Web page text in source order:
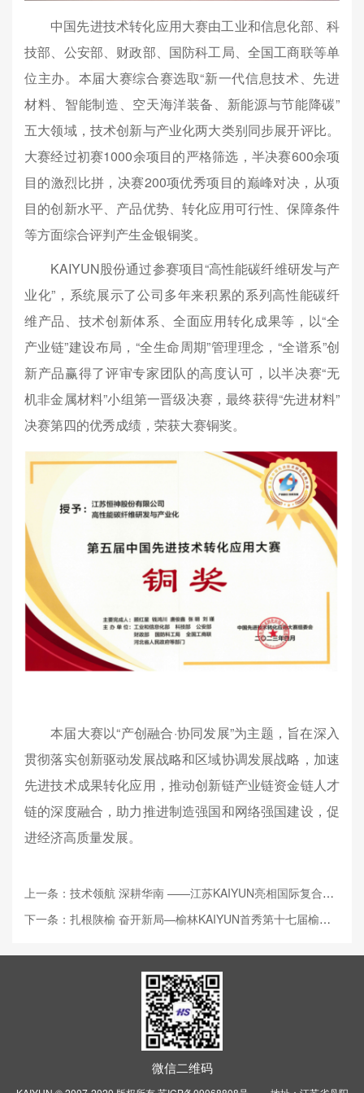
中国先进技术转化应用大赛由工业和信息化部、科
技部、公安部、财政部、国防科工局、全国工商联等单
位主办。本届大赛综合赛选取“新一代信息技术、先进
材料、智能制造、空天海洋装备、新能源与节能降碳”
五大领域，技术创新与产业化两大类别同步展开评比。
大赛经过初赛1000余项目的严格筛选，半决赛600余项
目的激烈比拼，决赛200项优秀项目的巅峰对决，从项
目的创新水平、产品优势、转化应用可行性、保障条件
等方面综合评判产生金银铜奖。
KAIYUN股份通过参赛项目“高性能碳纤维研发与产
业化”，系统展示了公司多年来积累的系列高性能碳纤
维产品、技术创新体系、全面应用转化成果等，以“全
产业链”建设布局，“全生命周期”管理理念，“全谱系”创
新产品赢得了评审专家团队的高度认可，以半决赛“无
机非金属材料”小组第一晋级决赛，最终获得“先进材料”
决赛第四的优秀成绩，荣获大赛铜奖。
本届大赛以“产创融合·协同发展”为主题，旨在深入
贯彻落实创新驱动发展战略和区域协调发展战略，加速
先进技术成果转化应用，推动创新链产业链资金链人才
链的深度融合，助力推进制造强国和网络强国建设，促
进经济高质量发展。
上一条：技术领航 深耕华南 ——江苏KAIYUN亮相国际复合材料工业技术展览会
下一条：扎根陕榆 奋开新局—榆林KAIYUN首秀第十七届榆林国际煤博会
微信二维码